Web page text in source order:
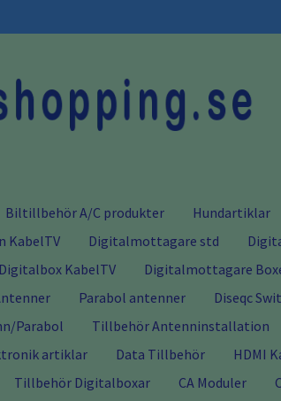
Biltillbehör A/C produkter Hundartiklar
KabelTV Digitalmottagare std
KabelTV
Digitalmottagare
Parabol antenner Diseqc
Parabol Tillbehör Antenninstallation
artiklar Data Tillbehör HDMI
Tillbehör Digitalboxar CA Moduler